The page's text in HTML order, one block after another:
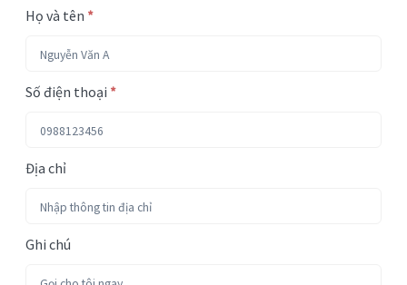
Họ và tên *
Số điện thoại *
Địa chỉ
Ghi chú